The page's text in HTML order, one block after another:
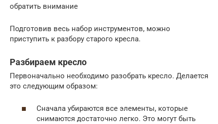
обратить внимание
Подготовив весь набор инструментов, можно
приступить к разбору старого кресла.
Разбираем кресло
Первоначально необходимо разобрать кресло. Делается
это следующим образом:
Сначала убираются все элементы, которые
снимаются достаточно легко. Это могут быть